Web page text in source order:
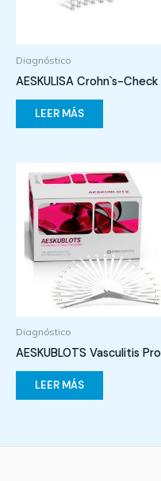
Diagnóstico
AESKULISA Crohn`s-Check
LEER MÁS
Diagnóstico
AESKUBLOTS Vasculitis Pro
LEER MÁS